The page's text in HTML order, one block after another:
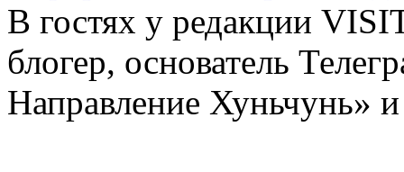
В гостях у редакции
блогер, основатель
Направление Хуньчунь»